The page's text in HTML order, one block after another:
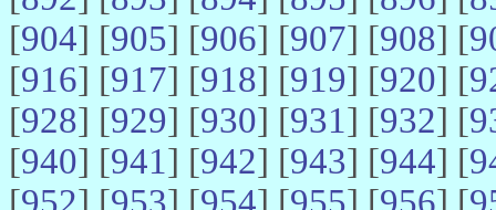
[904] [905] [906] [907] [908] [
[916] [917] [918] [919] [920] [
[928] [929] [930] [931] [932] [
[940] [941] [942] [943] [944] [